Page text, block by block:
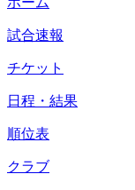
試合速報
チケット
日程・結果
順位表
クラブ